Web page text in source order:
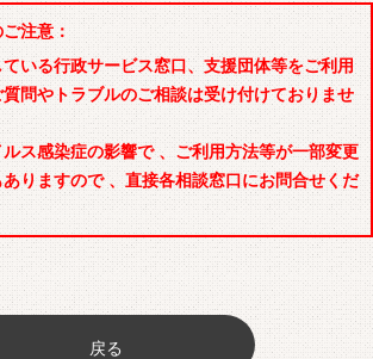
注意：
いる行政サービス窓口、支援団体等をご利用
問やトラブルのご相談は受け付けておりませ
ス感染症の影響で 、ご利用方法等が一部変更
りますので 、直接各相談窓口にお問合せくだ
戻る